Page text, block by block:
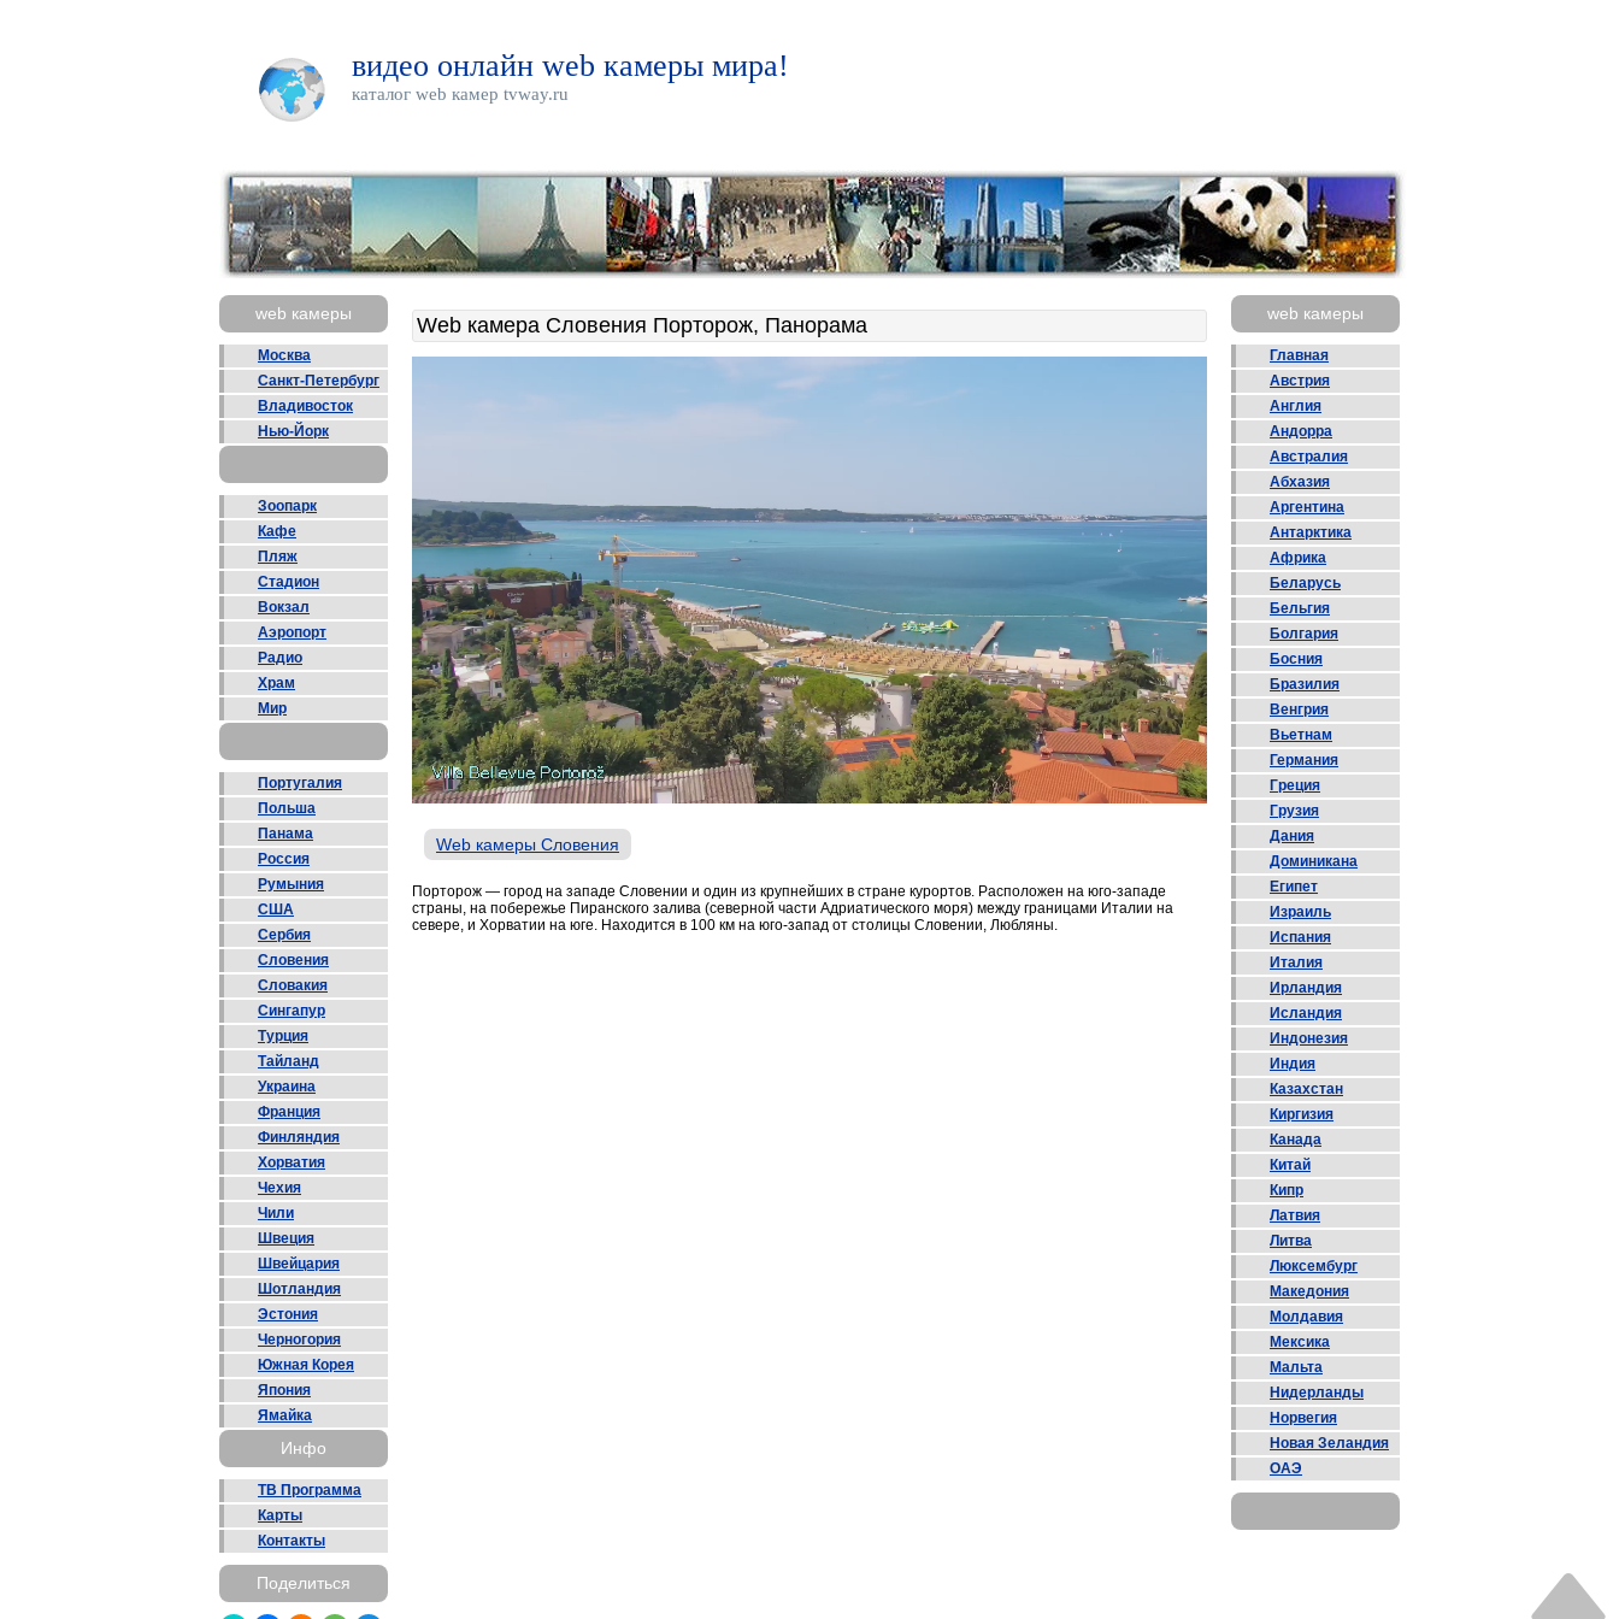
видео онлайн web камеры мира!
каталог web камер tvway.ru
web камеры
Москва
Санкт-Петербург
Владивосток
Нью-Йорк
Зоопарк
Кафе
Пляж
Стадион
Вокзал
Аэропорт
Радио
Храм
Мир
Португалия
Польша
Панама
Россия
Румыния
США
Сербия
Словения
Словакия
Сингапур
Турция
Тайланд
Украина
Франция
Финляндия
Хорватия
Чехия
Чили
Швеция
Швейцария
Шотландия
Эстония
Черногория
Южная Корея
Япония
Ямайка
Инфо
ТВ Программа
Карты
Контакты
Поделиться
web камеры
Главная
Австрия
Англия
Андорра
Австралия
Абхазия
Аргентина
Антарктика
Африка
Беларусь
Бельгия
Болгария
Босния
Бразилия
Венгрия
Вьетнам
Германия
Греция
Грузия
Дания
Доминикана
Египет
Израиль
Испания
Италия
Ирландия
Исландия
Индонезия
Индия
Казахстан
Киргизия
Канада
Китай
Кипр
Латвия
Литва
Люксембург
Македония
Молдавия
Мексика
Мальта
Нидерланды
Норвегия
Новая Зеландия
ОАЭ
Web камера Словения Порторож, Панорама
Web камеры Словения
Порторож — город на западе Словении и один из крупнейших в стране курортов. Расположен на юго-западе
страны, на побережье Пиранского залива (северной части Адриатического моря) между границами Италии на
севере, и Хорватии на юге. Находится в 100 км на юго-запад от столицы Словении, Любляны.